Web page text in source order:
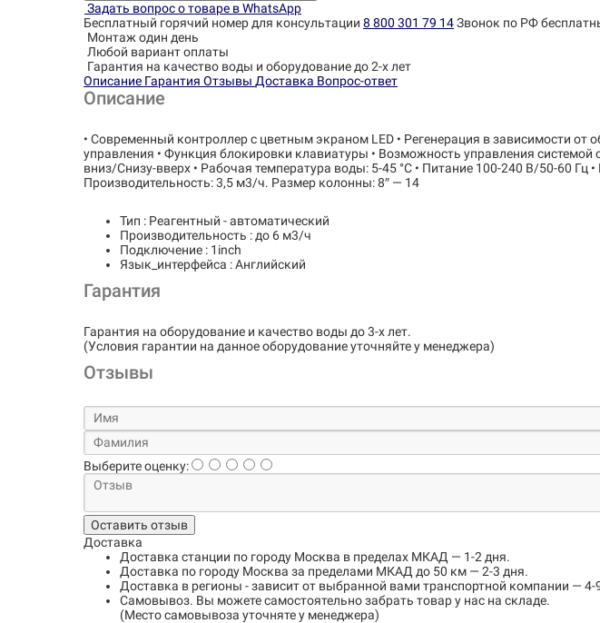
Задать вопрос о товаре в WhatsApp
Бесплатный горячий номер для консультации 8 800 301 79 14Звонок по РФ
Монтаж один день
Любой вариант оплаты
Гарантия на качество воды и оборудование до 2-х лет
Описание Гарантия Отзывы Доставка Вопрос-ответ
Описание
• Современный контроллер с цветным экраном LED • Регенерация в зависимости
управления • Функция блокировки клавиатуры • Возможность управления
вниз/Снизу-вверх • Рабочая температура воды: 5-45 °С • Питание 100-240 В/50-60
Производительность: 3,5 м3/ч. Размер колонны: 8″ — 14
Тип : Реагентный - автоматический
Производительность : до 6 м3/ч
Подключение : 1inch
Язык_интерфейса : Английский
Гарантия
Гарантия на оборудование и качество воды до 3-х лет.
(Условия гарантии на данное оборудование уточняйте у менеджера)
Отзывы
Выберите оценку:
Оставить отзыв
Доставка
Доставка станции по городу Москва в пределах МКАД — 1-2 дня.
Доставка по городу Москва за пределами МКАД до 50 км — 2-3 дня.
Доставка в регионы - зависит от выбранной вами транспортной компании — 4-
Самовывоз. Вы можете самостоятельно забрать товар у нас на складе.
(Место самовывоза уточняте у менеджера)